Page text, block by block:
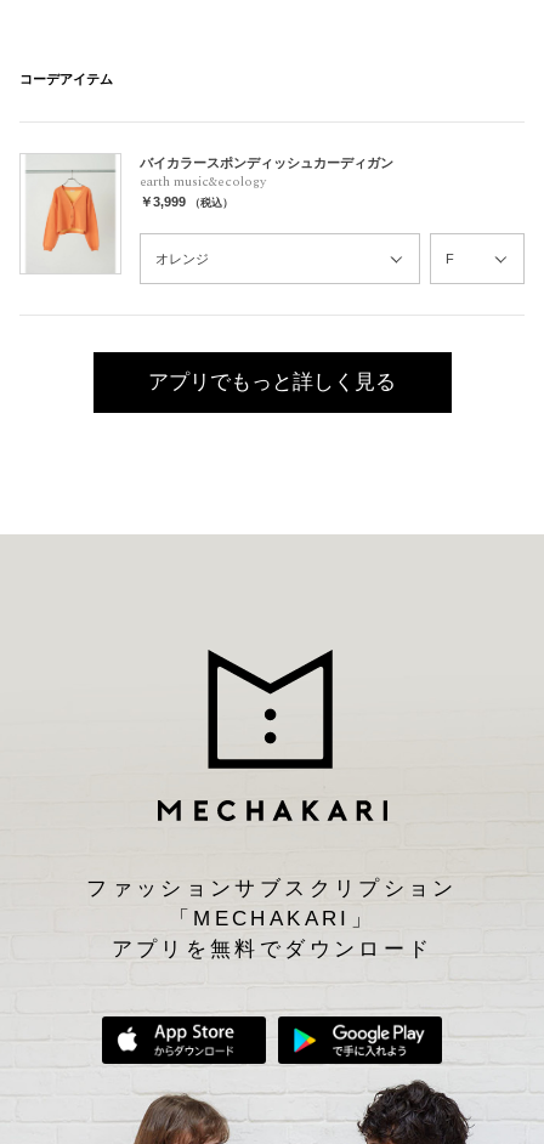
コーデアイテム
バイカラースポンディッシュカーディガン
earth music&ecology
￥3,999 （税込）
アプリでもっと詳しく見る
ファッションサブスクリプション
「MECHAKARI」
アプリを無料でダウンロード
App Storeからダウンロード